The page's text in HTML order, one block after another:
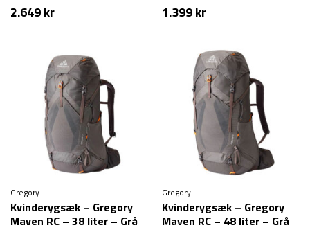
2.649kr 1.399kr
Gregory
Kvinderygsæk – Gregory
Maven RC – 38 liter – Grå
Gregory
Kvinderygsæk – Gregory
Maven RC – 48 liter – Grå